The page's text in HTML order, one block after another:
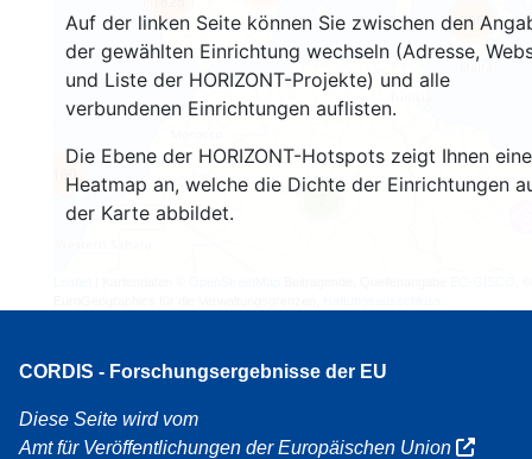
Auf der linken Seite können Sie zwischen den
der gewählten Einrichtung wechseln (Adresse,
und Liste der HORIZONT-Projekte) und alle
verbundenen Einrichtungen auflisten.
Die Ebene der HORIZONT-Hotspots zeigt Ihnen eine
Heatmap an, welche die Dichte der Einrichtungen
der Karte abbildet.
160
896
CORDIS - Forschungsergebnisse der EU
Diese Seite wird vom
Amt für Veröffentlichungen der Europäischen Union